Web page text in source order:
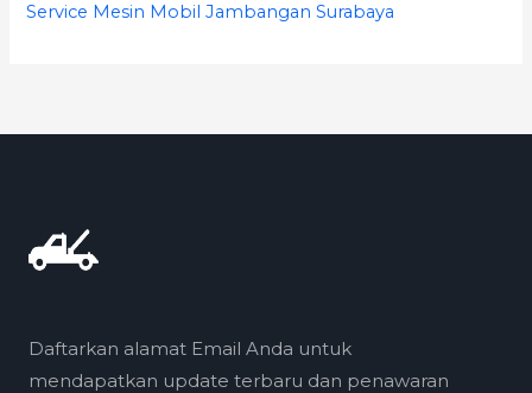
Service Mesin Mobil Jambangan Surabaya
Daftarkan alamat Email Anda untuk
mendapatkan update terbaru dan penawaran